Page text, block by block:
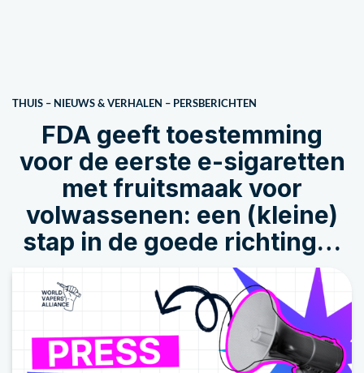
THUIS – NIEUWS & VERHALEN – PERSBERICHTEN
FDA geeft toestemming
voor de eerste e-sigaretten
met fruitsmaak voor
volwassenen: een (kleine)
stap in de goede richting…